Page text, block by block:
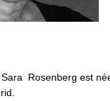
Rosenberg est